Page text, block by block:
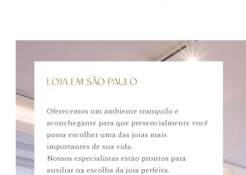
LOJA EM SÃO PAULO
Oferecemos um ambiente tranquilo e
aconchegante para que presencialmente você
possa escolher uma das joias mais
importantes de sua vida.
Nossos especialistas estão prontos para
auxiliar na escolha da joia perfeita.